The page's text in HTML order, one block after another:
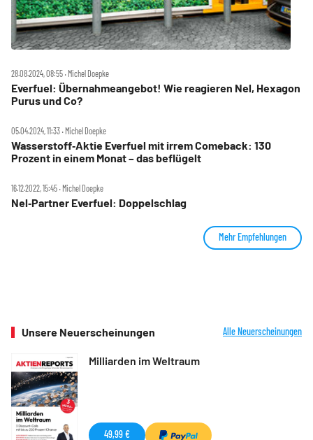
28.08.2024, 08:55 ‧ Michel Doepke
Everfuel: Übernahmeangebot! Wie reagieren Nel, Hexagon
Purus und Co?
05.04.2024, 11:33 ‧ Michel Doepke
Wasserstoff‑Aktie Everfuel mit irrem Comeback: 130
Prozent in einem Monat – das beflügelt
16.12.2022, 15:45 ‧ Michel Doepke
Nel‑Partner Everfuel: Doppelschlag
Mehr Empfehlungen
Unsere Neuerscheinungen Alle Neuerscheinungen
Milliarden im Weltraum
49,99 €